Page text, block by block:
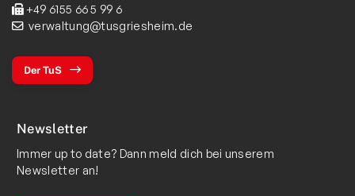
+49 6155 66 5 99 6
verwaltung@tusgriesheim.de
Der TuS
Newsletter
Immer up to date? Dann meld dich bei unserem
Newsletter an!